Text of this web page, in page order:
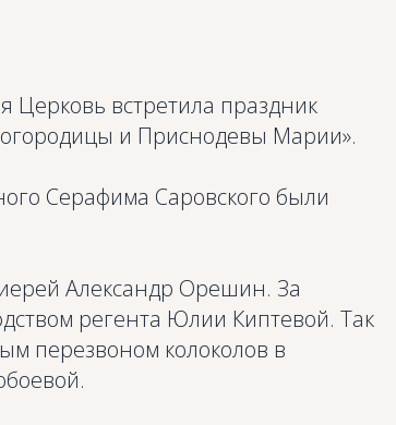
Церковь встретила праздник
и Приснодевы Марии».
Серафима Саровского были
Александр Орешин. За
регента Юлии Киптевой. Так
перезвоном колоколов в